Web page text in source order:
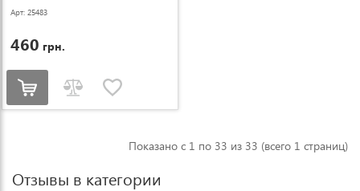
Арт: 25483
460 грн.
Показано с 1 по 33 из 33 (всего 1 страниц)
Отзывы в категории